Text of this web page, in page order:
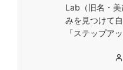
Lab（旧名・
みを見つけて
「ステップア